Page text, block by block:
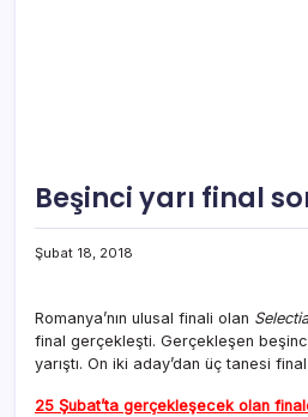
Beşinci yarı final
Şubat 18, 2018
Romanya’nın ulusal finali olan
final gerçekleşti. Gerçekleşen
yarıştı. On iki aday’dan üç tanesi
25 Şubat’ta gerçekleşecek olan